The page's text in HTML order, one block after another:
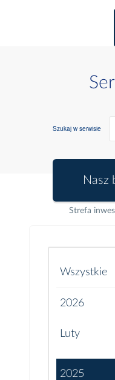
Szukaj w serwisie
Nasz
Strefa
Wszystkie
2026
Luty
2025